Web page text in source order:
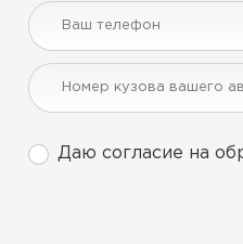
Даю согласие на